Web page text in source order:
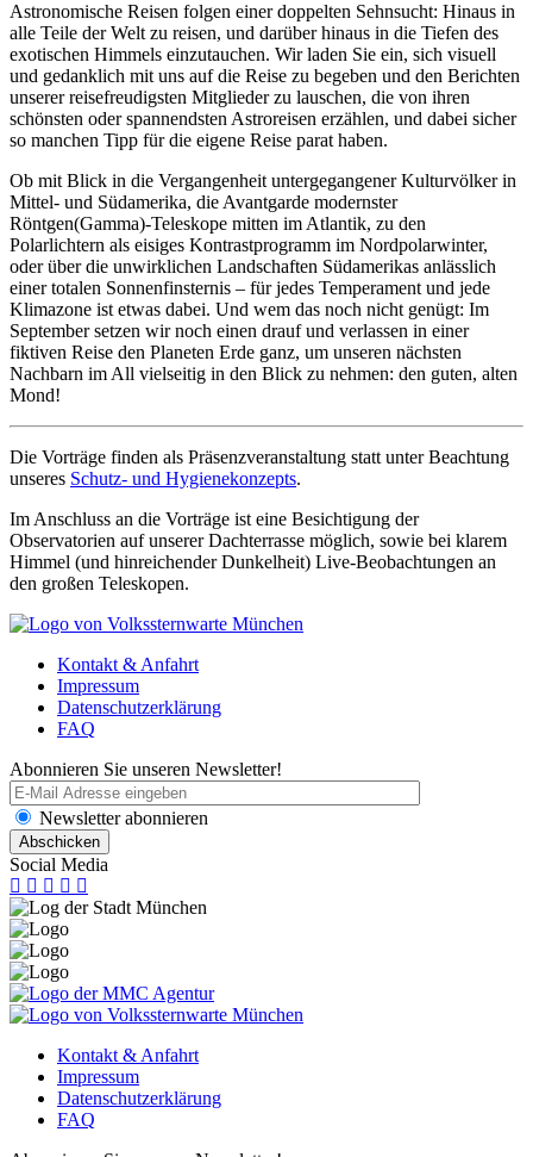
Astronomische Reisen folgen einer doppelten Sehnsucht: Hinaus in
alle Teile der Welt zu reisen, und darüber hinaus in die Tiefen des
exotischen Himmels einzutauchen. Wir laden Sie ein, sich visuell
und gedanklich mit uns auf die Reise zu begeben und den Berichten
unserer reisefreudigsten Mitglieder zu lauschen, die von ihren
schönsten oder spannendsten Astroreisen erzählen, und dabei sicher
so manchen Tipp für die eigene Reise parat haben.
Ob mit Blick in die Vergangenheit untergegangener Kulturvölker in
Mittel- und Südamerika, die Avantgarde modernster
Röntgen(Gamma)-Teleskope mitten im Atlantik, zu den
Polarlichtern als eisiges Kontrastprogramm im Nordpolarwinter,
oder über die unwirklichen Landschaften Südamerikas anlässlich
einer totalen Sonnenfinsternis – für jedes Temperament und jede
Klimazone ist etwas dabei. Und wem das noch nicht genügt: Im
September setzen wir noch einen drauf und verlassen in einer
fiktiven Reise den Planeten Erde ganz, um unseren nächsten
Nachbarn im All vielseitig in den Blick zu nehmen: den guten, alten
Mond!
Die Vorträge finden als Präsenzveranstaltung statt unter Beachtung
unseres Schutz- und Hygienekonzepts.
Im Anschluss an die Vorträge ist eine Besichtigung der
Observatorien auf unserer Dachterrasse möglich, sowie bei klarem
Himmel (und hinreichender Dunkelheit) Live-Beobachtungen an
den großen Teleskopen.
Kontakt & Anfahrt
Impressum
Datenschutzerklärung
FAQ
Abonnieren Sie unseren Newsletter!
Newsletter abonnieren
Social Media
Kontakt & Anfahrt
Impressum
Datenschutzerklärung
FAQ